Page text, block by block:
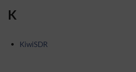
K
KiwiSDR